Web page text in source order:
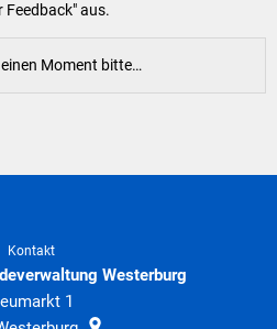
Feedback" aus.
Moment bitte…
Kontakt
Westerburg
1